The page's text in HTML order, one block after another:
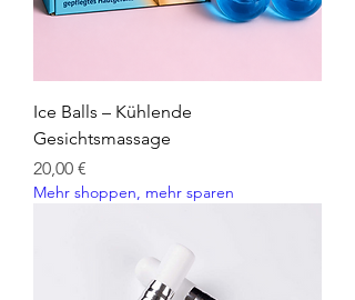
BENZOATE, POTASSIUM SORBATE,
PARFUM (FRAGRANCE), HEXYL
HYDROXYCITRONELLAL,
LIMONENE, LINALOOL, BENZYL
SALICYLATE, ALPHA ISOMETHYL
IONONE
Ice Balls – Kühlende
Gesichtsmassage
Preis
20,00 €
Mehr shoppen, mehr sparen